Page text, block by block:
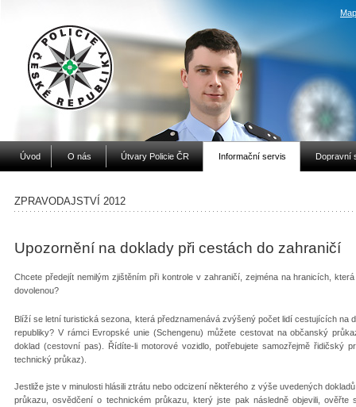
Úvod O nás Útvary Policie ČR Informační servis Dopravní
ZPRAVODAJSTVÍ 2012
Upozornění na doklady při cestách do zahraničí
Chcete předejít nemilým zjištěním při kontrole v zahraničí, zejména na hranicích,
dovolenou?
Blíží se letní turistická sezona, která předznamenává zvýšený počet lidí cestujících na
republiky? V rámci Evropské unie (Schengenu) můžete cestovat na občanský
doklad (cestovní pas). Řídíte-li motorové vozidlo, potřebujete samozřejmě řidičský
technický průkaz).
Jestliže jste v minulosti hlásili ztrátu nebo odcizení některého z výše uvedených
průkazu, osvědčení o technickém průkazu, který jste pak následně objevili, ověřte